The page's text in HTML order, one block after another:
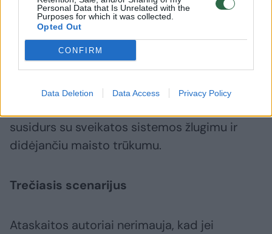
Personal Data that Is Unrelated with the
Purposes for which it was collected.
Opted Out
CONFIRM
Data Deletion Data Access Privacy Policy
ateityje dar susidurs su daugybe sunkumų ir
iššūkių“.
Labiausiai paveikti bus pažeidžiami žmonės
– moterys, vaikai ir pagyvenusieji. Tuo tarpu
susidurs su sveikatos sistemos žlugimu ir
didėjančiu maisto trūkumu.
Trečiasis scenarijus
Ataskaitos autoriai nerimauja, kad jei